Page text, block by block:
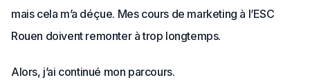
mais cela m’a déçue. Mes cours de marketing à l’ESC
Rouen doivent remonter à trop longtemps.
Alors, j’ai continué mon parcours.